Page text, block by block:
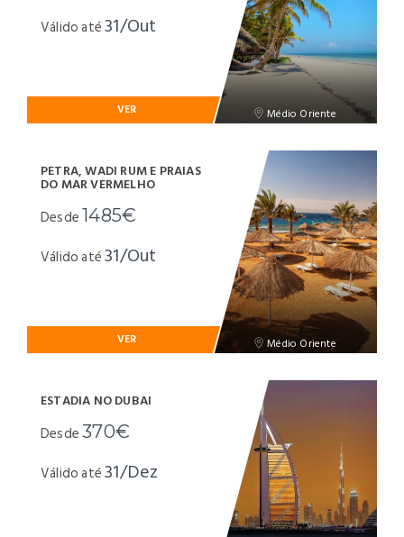
Médio Oriente
Válido até31/Out
VER
Médio Oriente
PETRA, WADI RUM E PRAIAS
DO MAR VERMELHO
Desde1485€
Válido até31/Out
VER
ESTADIA NO DUBAI
Desde370€
Válido até31/Dez